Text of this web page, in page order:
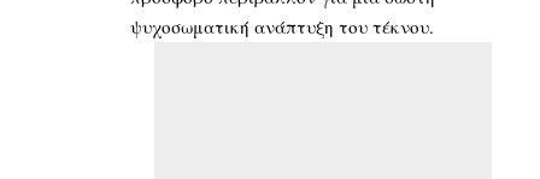
ψυχοσωματική ανάπτυξη του τέκνου.